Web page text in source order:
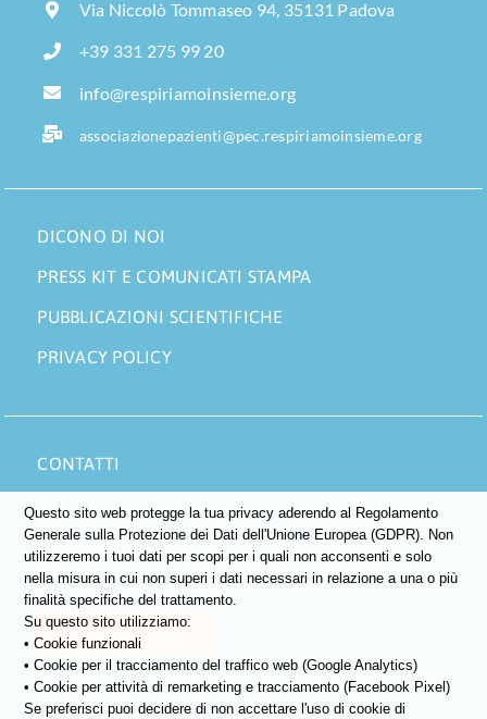
Via Niccolò Tommaseo 94, 35131 Padova
+39 331 275 99 20
info@respiriamoinsieme.org
associazionepazienti@pec.respiriamoinsieme.org
DICONO DI NOI
PRESS KIT E COMUNICATI STAMPA
PUBBLICAZIONI SCIENTIFICHE
PRIVACY POLICY
CONTATTI
AREA SOCI
DONA ORA
5×1000
Questo sito web protegge la tua privacy aderendo al Regolamento
Generale sulla Protezione dei Dati dell'Unione Europea (GDPR). Non
utilizzeremo i tuoi dati per scopi per i quali non acconsenti e solo
nella misura in cui non superi i dati necessari in relazione a una o più
finalità specifiche del trattamento.
Su questo sito utilizziamo:
• Cookie funzionali
• Cookie per il tracciamento del traffico web (Google Analytics)
• Cookie per attività di remarketing e tracciamento (Facebook Pixel)
Se preferisci puoi decidere di non accettare l'uso di cookie di